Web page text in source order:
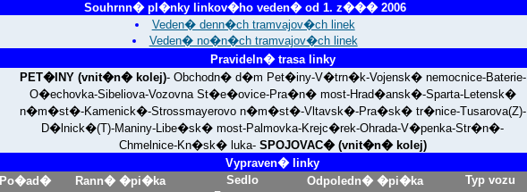
Souhrnn� pl�nky linkov�ho veden� od 1. z��� 2006
Veden� denn�ch tramvajov�ch linek
Veden� no�n�ch tramvajov�ch linek
Pravideln� trasa linky
PET�INY (vnit�n� kolej)- Obchodn� d�m Pet�iny-V�trn�k-Vojensk� nemocnice-Baterie-
O�echovka-Sibeliova-Vozovna St�e�ovice-Pra�n� most-Hrad�ansk�-Sparta-Letensk�
n�m�st�-Kamenick�-Strossmayerovo n�m�st�-Vltavsk�-Pra�sk� tr�nice-Tusarova(Z)-
D�lnick�(T)-Maniny-Libe�sk� most-Palmovka-Krejc�rek-Ohrada-V�penka-Str�n�-
Chmelnice-Kn�sk� luka- SPOJOVAC� (vnit�n� kolej)
Vypraven� linky
Po�ad�
Rann� �pi�ka Sedlo Odpoledn� �pi�ka
Typ vozu